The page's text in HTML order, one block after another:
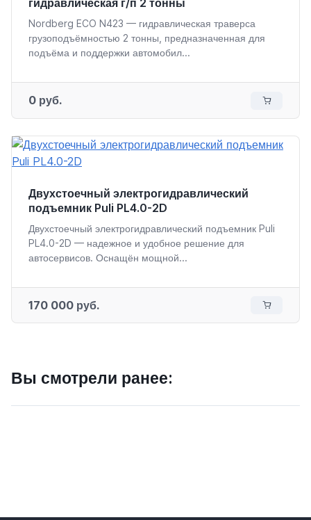
гидравлическая г/п 2 тонны
Nordberg ECO N423 — гидравлическая траверса
грузоподъёмностью 2 тонны, предназначенная для
подъёма и поддержки автомобил...
0 руб.
Двухстоечный электрогидравлический
подъемник Puli PL4.0-2D
Двухстоечный электрогидравлический подъемник Puli
PL4.0-2D — надежное и удобное решение для
автосервисов. Оснащён мощной...
170 000 руб.
Вы смотрели ранее: